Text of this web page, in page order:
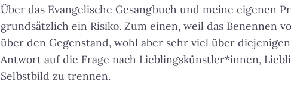
Über das Evangelische Gesangbuch und meine eigenen
grundsätzlich ein Risiko. Zum einen, weil das Benennen
über den Gegenstand, wohl aber sehr viel über
Antwort auf die Frage nach Lieblingskünstler*innen,
Selbstbild zu trennen.